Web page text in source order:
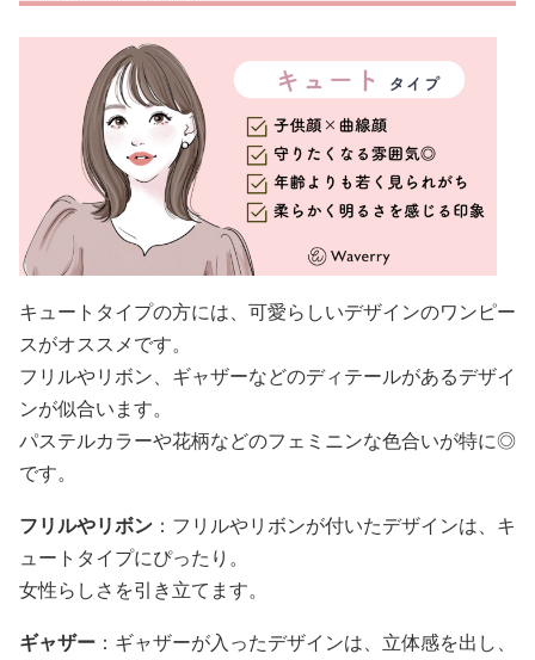
キュートタイプの方には、可愛らしいデザインのワンピー
スがオススメです。
フリルやリボン、ギャザーなどのディテールがあるデザイ
ンが似合います。
パステルカラーや花柄などのフェミニンな色合いが特に◎
です。
フリルやリボン ：フリルやリボンが付いたデザインは、キ
ュートタイプにぴったり。
女性らしさを引き立てます。
ギャザー ：ギャザーが入ったデザインは、立体感を出し、